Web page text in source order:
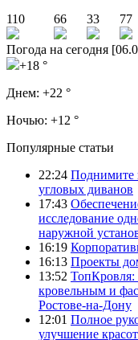
110
66 33 77
Погода на сегодня
+18 °
Днем: +22 °
Ночью: +12 °
Популярные статьи
22:24 Поднимите
угловых диванов
17:43
исследование
наружной
16:19
16:13 Проекты
13:52
кровельным и
Ростове-на-Дону
12:01 Полное
улучшение